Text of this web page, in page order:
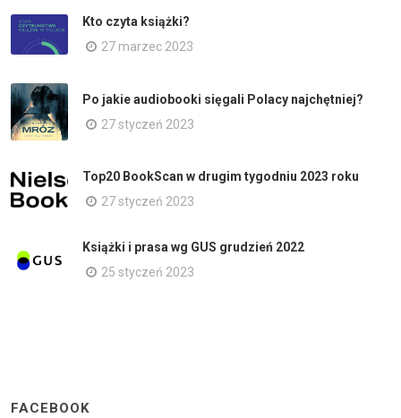
Kto czyta książki?
27 marzec 2023
Po jakie audiobooki sięgali Polacy najchętniej?
27 styczeń 2023
Top20 BookScan w drugim tygodniu 2023 roku
27 styczeń 2023
Książki i prasa wg GUS grudzień 2022
25 styczeń 2023
FACEBOOK